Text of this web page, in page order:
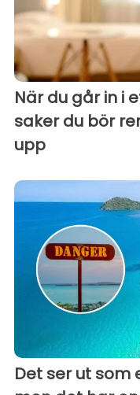
När du går in i
saker du bör
upp
Det ser ut som